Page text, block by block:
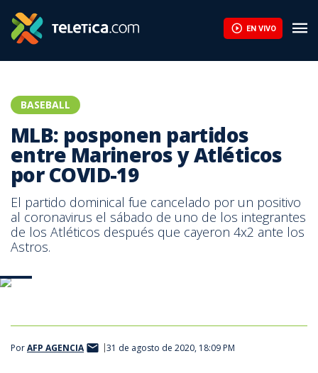
EN VIVO
BASEBALL
MLB: posponen partidos
entre Marineros y Atléticos
por COVID-19
El partido dominical fue cancelado por un positivo
al coronavirus el sábado de uno de los integrantes
de los Atléticos después que cayeron 4x2 ante los
Astros.
PorAFP AGENCIA 31 de agosto de 2020, 18:09 PM